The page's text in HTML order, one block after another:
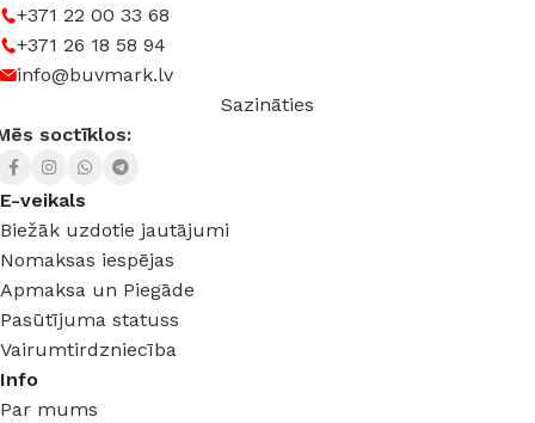
+371 22 00 33 68
+371 26 18 58 94
info@buvmark.lv
Sazināties
soctīklos:
E-veikals
Biežāk uzdotie jautājumi
Nomaksas iespējas
Apmaksa un Piegāde
Pasūtījuma statuss
Vairumtirdzniecība
Info
Par mums